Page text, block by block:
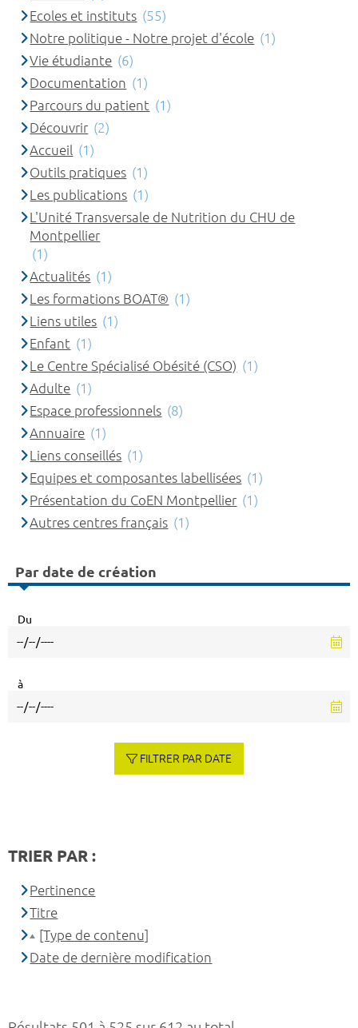
Ecoles et instituts (55)
Notre politique - Notre projet d'école (1)
Vie étudiante (6)
Documentation (1)
Parcours du patient (1)
Découvrir (2)
Accueil (1)
Outils pratiques (1)
Les publications (1)
L'Unité Transversale de Nutrition du CHU de
Montpellier
(1)
Actualités (1)
Les formations BOAT® (1)
Liens utiles (1)
Enfant (1)
Le Centre Spécialisé Obésité (CSO) (1)
Adulte (1)
Espace professionnels (8)
Annuaire (1)
Liens conseillés (1)
Equipes et composantes labellisées (1)
Présentation du CoEN Montpellier (1)
Autres centres français (1)
Par date de création
Du
à
FILTRER PAR DATE
TRIER PAR :
Pertinence
Titre
[Type de contenu]
Date de dernière modification